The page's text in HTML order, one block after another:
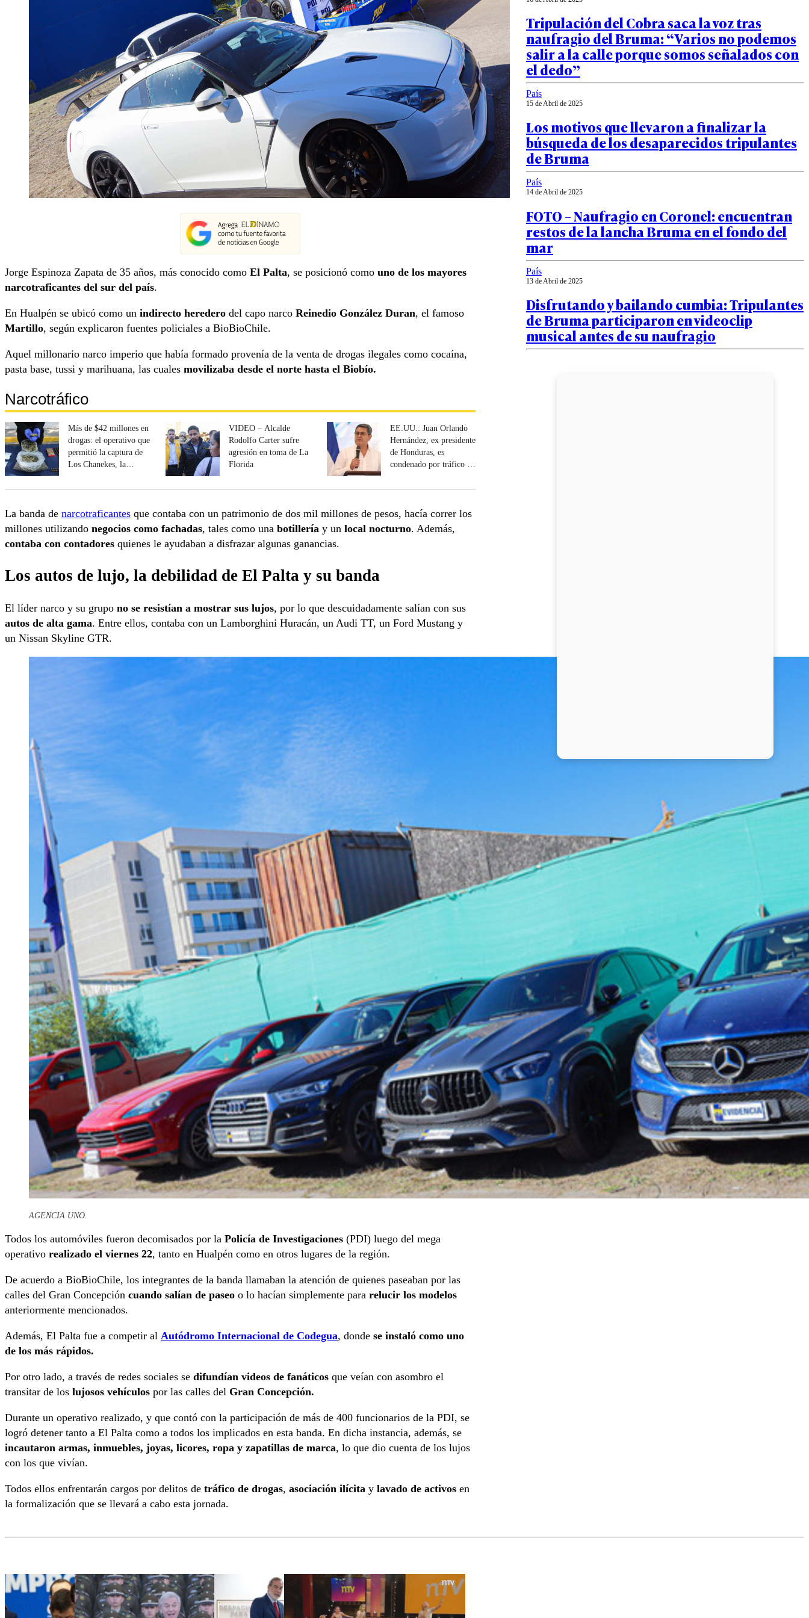
Jorge Espinoza Zapata de 35 años, más conocido como El Palta, se posicionó como uno de los mayores
narcotraficantes del sur del país.
En Hualpén se ubicó como un indirecto heredero del capo narco Reinedio González Duran, el famoso
Martillo, según explicaron fuentes policiales a BioBioChile.
Aquel millonario narco imperio que había formado provenía de la venta de drogas ilegales como cocaína,
pasta base, tussi y marihuana, las cuales movilizaba desde el norte hasta el Biobío.
Narcotráfico
Más de $42 millones en
drogas: el operativo que
permitió la captura de
Los Chanekes, la
que operaba en La
VIDEO – Alcalde
Rodolfo Carter sufre
agresión en toma de La
Florida
EE.UU.: Juan Orlando
Hernández, ex presidente
de Honduras, es
condenado por tráfico de
La banda de narcotraficantes que contaba con un patrimonio de dos mil millones de pesos, hacía correr los
millones utilizando negocios como fachadas, tales como una botillería y un local nocturno. Además,
contaba con contadores quienes le ayudaban a disfrazar algunas ganancias.
Los autos de lujo, la debilidad de El Palta y su banda
El líder narco y su grupo no se resistían a mostrar sus lujos, por lo que descuidadamente salían con sus
autos de alta gama. Entre ellos, contaba con un Lamborghini Huracán, un Audi TT, un Ford Mustang y
un Nissan Skyline GTR.
AGENCIA UNO.
Todos los automóviles fueron decomisados por la Policía de Investigaciones (PDI) luego del mega
operativo realizado el viernes 22, tanto en Hualpén como en otros lugares de la región.
De acuerdo a BioBioChile, los integrantes de la banda llamaban la atención de quienes paseaban por las
calles del Gran Concepción cuando salían de paseo o lo hacían simplemente para relucir los modelos
anteriormente mencionados.
Además, El Palta fue a competir al Autódromo Internacional de Codegua, donde se instaló como uno
de los más rápidos.
Por otro lado, a través de redes sociales se difundían videos de fanáticos que veían con asombro el
transitar de los lujosos vehículos por las calles del Gran Concepción.
Durante un operativo realizado, y que contó con la participación de más de 400 funcionarios de la PDI, se
logró detener tanto a El Palta como a todos los implicados en esta banda. En dicha instancia, además, se
incautaron armas, inmuebles, joyas, licores, ropa y zapatillas de marca, lo que dio cuenta de los lujos
con los que vivían.
Todos ellos enfrentarán cargos por delitos de tráfico de drogas, asociación ilícita y lavado de activos en
la formalización que se llevará a cabo esta jornada.
Tripulación del Cobra saca la voz tras
naufragio del Bruma: “Varios no podemos
salir a la calle porque somos señalados con
el dedo”
País
15 de Abril de 2025
Los motivos que llevaron a finalizar la
búsqueda de los desaparecidos tripulantes
de Bruma
País
14 de Abril de 2025
FOTO – Naufragio en Coronel: encuentran
restos de la lancha Bruma en el fondo del
mar
País
13 de Abril de 2025
Disfrutando y bailando cumbia: Tripulantes
de Bruma participaron en videoclip
musical antes de su naufragio